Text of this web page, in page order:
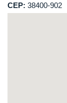
CEP: 38400-902